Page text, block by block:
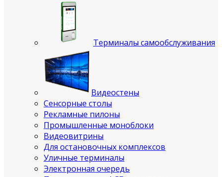
Терминалы самообслуживания
Видеостены
Сенсорные столы
Рекламные пилоны
Промышленные моноблоки
Видеовитрины
Для остановочных комплексов
Уличные терминалы
Электронная очередь